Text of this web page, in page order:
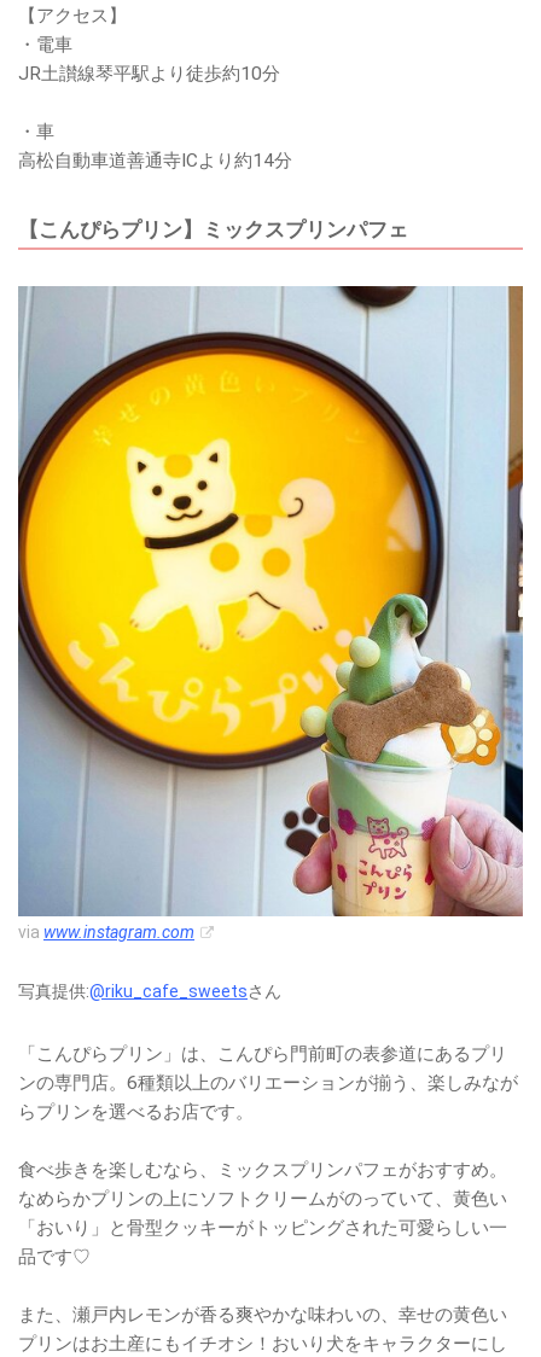
【アクセス】
・電車
JR土讃線琴平駅より徒歩約10分
・車
高松自動車道善通寺ICより約14分
【こんぴらプリン】ミックスプリンパフェ
via www.instagram.com
写真提供:@riku_cafe_sweetsさん
「こんぴらプリン」は、こんぴら門前町の表参道にあるプリ
ンの専門店。6種類以上のバリエーションが揃う、楽しみなが
らプリンを選べるお店です。
食べ歩きを楽しむなら、ミックスプリンパフェがおすすめ。
なめらかプリンの上にソフトクリームがのっていて、黄色い
「おいり」と骨型クッキーがトッピングされた可愛らしい一
品です♡
また、瀬戸内レモンが香る爽やかな味わいの、幸せの黄色い
プリンはお土産にもイチオシ！おいり犬をキャラクターにし